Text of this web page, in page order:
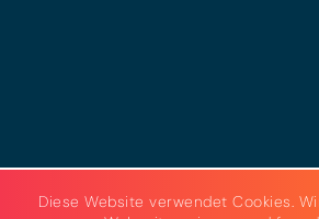
Diese Website verwendet Cookies.